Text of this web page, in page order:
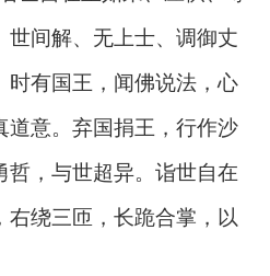
世间解、无上士、调御丈
时有国王，闻佛说法，心
道意。弃国捐王，行作沙
哲，与世超异。诣世自在
绕三匝，长跪合掌，以